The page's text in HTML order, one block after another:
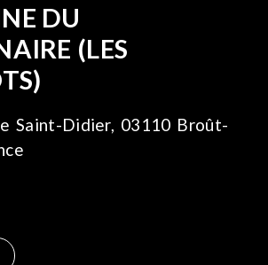
DU
(LES
Saint-Didier, 03110 Broût-